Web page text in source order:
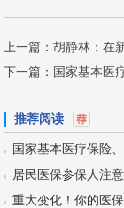
上一篇：胡静林：在
下一篇： 国家基本医
推荐阅读
国家基本医疗保险
居民医保参保人注
重大变化！你的医